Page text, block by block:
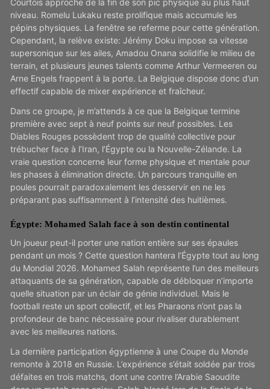
niveau. Romelu Lukaku reste prolifique mais accumule les
pépins physiques. La fenêtre se referme pour cette génération.
Cependant, la relève existe: Jérémy Doku impose sa vitesse
supersonique sur les ailes, Amadou Onana solidifie le milieu de
terrain, et plusieurs jeunes talents comme Arthur Vermeeren ou
Arne Engels frappent à la porte. La Belgique dispose donc d’un
effectif capable de mixer expérience et fraîcheur.
Dans ce groupe, je m’attends à ce que la Belgique termine
première avec sept à neuf points sur neuf possibles. Les
Diables Rouges possèdent trop de qualité collective pour
trébucher face à l’Iran, l’Égypte ou la Nouvelle-Zélande. La
vraie question concerne leur forme physique et mentale pour
les phases à élimination directe. Un parcours tranquille en
poules pourrait paradoxalement les desservir en ne les
préparant pas suffisamment à l’intensité des huitièmes.
Égypte: Mohamed Salah face à son destin continental
Un joueur peut-il porter une nation entière sur ses épaules
pendant un mois ? Cette question hantera l’Égypte tout au long
du Mondial 2026. Mohamed Salah représente l’un des meilleurs
attaquants de sa génération, capable de débloquer n’importe
quelle situation par un éclair de génie individuel. Mais le
football reste un sport collectif, et les Pharaons n’ont pas la
profondeur de banc nécessaire pour rivaliser durablement
avec les meilleures nations.
La dernière participation égyptienne à une Coupe du Monde
remonte à 2018 en Russie. L’expérience s’était soldée par trois
défaites en trois matchs, dont une contre l’Arabie Saoudite